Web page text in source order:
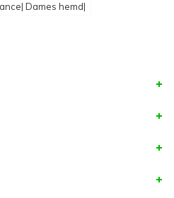
Dames hemd|